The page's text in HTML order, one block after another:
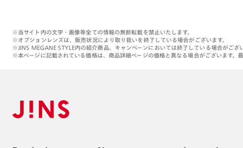
※当サイト内の文字・画像等全ての情報の無断転載を禁止いたします。
※オプションレンズは、販売状況により取り扱いを終了している場合がございます。
※JINS MEGANE STYLE内の紹介商品、キャンペーンにおいては終了している場合がござい
※本ページに記載されている価格は、商品詳細ページの価格と異なる場合がございます。